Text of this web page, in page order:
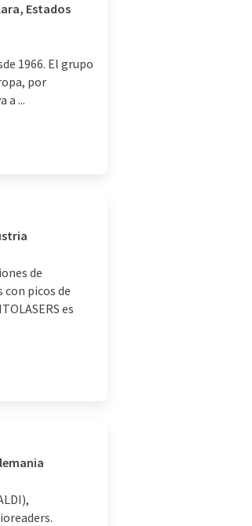
Estados
1966. El grupo
por
a ...
de
picos de
es